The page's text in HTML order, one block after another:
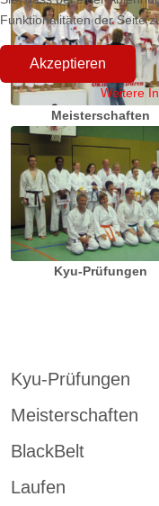
Meisterschaften
Kyu-Prüfungen
Kyu-Prüfungen
Meisterschaften
BlackBelt
Laufen
Funktionalitäten der Seite
Akzeptieren
Weitere